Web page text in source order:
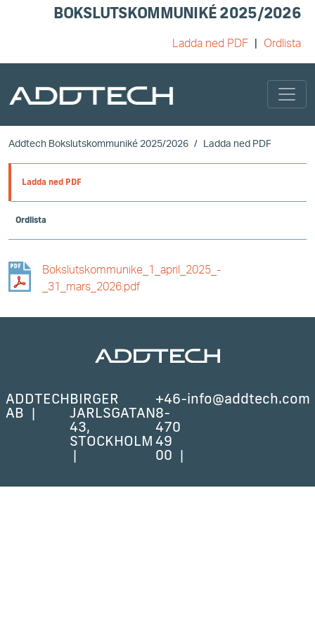
BOKSLUTSKOMMUNIKÉ 2025/2026
Ladda ned PDF Ordlista
Skip to main content
Addtech Bokslutskommuniké 2025/2026 Ladda ned PDF
Ladda ned PDF
Ordlista
Bokslutskommunike_1_april_2025_-
_31_mars_2026.pdf
ADDTECH
AB
BIRGER
JARLSGATAN
43,
STOCKHOLM
+46-
8-
470
49
00
info@addtech.com